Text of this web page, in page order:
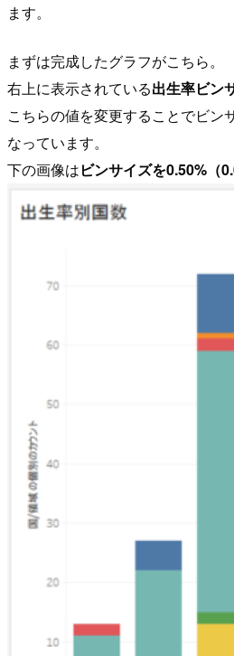
ます。
まずは完成したグラフがこちら。
右上に表示されている出生率ビン
こちらの値を変更することでビン
なっています。
下の画像はビンサイズを0.50%（